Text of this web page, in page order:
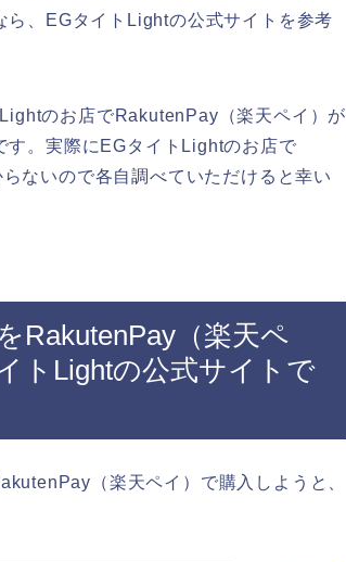
、EGタイトLightの公式サイトを参考
のお店でRakutenPay（楽天ペイ）が
す。実際にEGタイトLightのお店で
ないので各自調べていただけると幸い
RakutenPay（楽天ペ
トLightの公式サイトで
（楽天ペイ）で購入しようと、